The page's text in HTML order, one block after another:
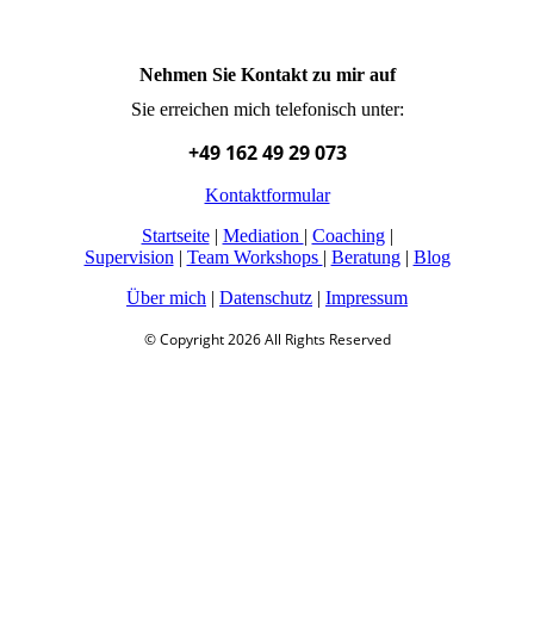
Nehmen Sie Kontakt zu mir auf
Sie erreichen mich telefonisch unter:
+49 162 49 29 073
Kontaktformular
Startseite| Mediation | Coaching|
Supervision | Team Workshops | Beratung| Blog
Über mich | Datenschutz | Impressum
© Copyright 2026 All Rights Reserved